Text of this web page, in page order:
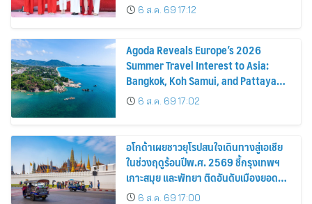
6 ส.ค. 69 17:12
Agoda Reveals Europe’s 2026
Summer Travel Interest to Asia:
Bangkok, Koh Samui, and Pattaya
Among the Top Cities
6 ส.ค. 69 17:02
อโกด้าเผยชาวยุโรปสนใจเดินทางสู่เอเชีย
ในช่วงฤดูร้อนปีพ.ศ. 2569 ชี้กรุงเทพฯ
เกาะสมุย และพัทยา ติดอันดับเมืองยอด
นิยม6 ส.ค. 69 17:00